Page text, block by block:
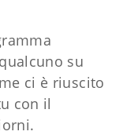
su
ci è riuscito
con il